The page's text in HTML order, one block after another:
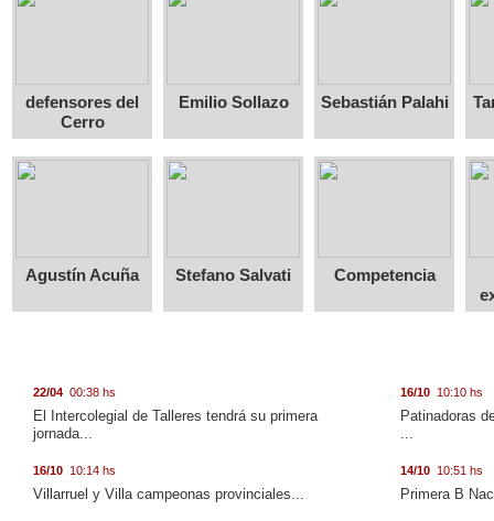
defensores del
Cerro
Emilio Sollazo Sebastián Palahi
Agustín Acuña Stefano Salvati
Competencia
22/04 00:38 hs
El Intercolegial de Talleres tendrá su primera
jornada...
16/10 10:10 hs
Patinadoras
...
16/10 10:14 hs
Villarruel y Villa campeonas provinciales...
14/10 10:51 hs
Primera B